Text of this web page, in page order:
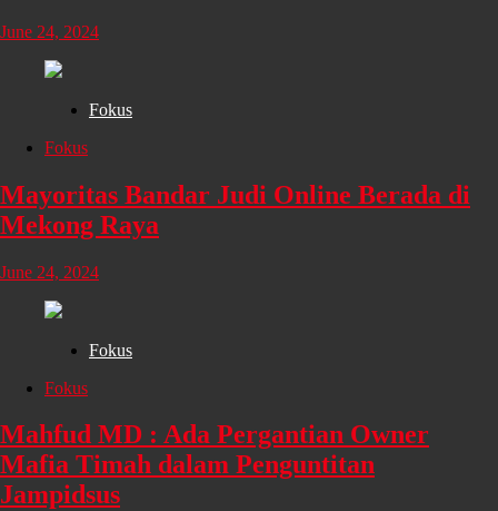
June 24, 2024
Fokus
Fokus
Mayoritas Bandar Judi Online Berada di
Mekong Raya
June 24, 2024
Fokus
Fokus
Mahfud MD : Ada Pergantian Owner
Mafia Timah dalam Penguntitan
Jampidsus